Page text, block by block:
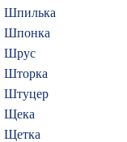
Шпилька
Шпонка
Шрус
Шторка
Штуцер
Щека
Щетка